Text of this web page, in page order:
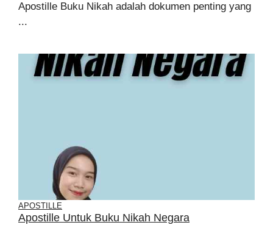
Apostille Buku Nikah adalah dokumen penting yang
...
APOSTILLE
Apostille Untuk Buku Nikah Negara